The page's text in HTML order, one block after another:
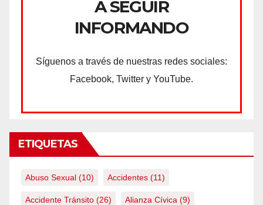
A SEGUIR
INFORMANDO
Síguenos a través de nuestras redes sociales:
Facebook, Twitter y YouTube.
ETIQUETAS
Abuso Sexual (10) Accidentes (11)
Accidente Tránsito (26) Alianza Cívica (9)